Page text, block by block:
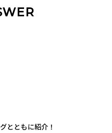
とともに紹介！